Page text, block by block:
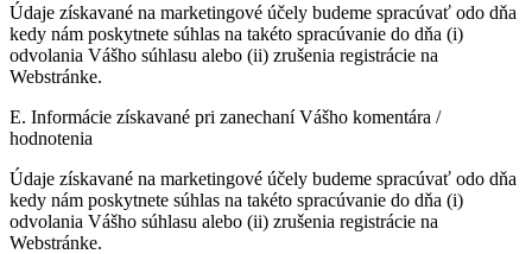
Údaje získavané na marketingové účely budeme spracúvať odo dňa
kedy nám poskytnete súhlas na takéto spracúvanie do dňa (i)
odvolania Vášho súhlasu alebo (ii) zrušenia registrácie na
Webstránke.
E. Informácie získavané pri zanechaní Vášho komentára /
hodnotenia
Údaje získavané na marketingové účely budeme spracúvať odo dňa
kedy nám poskytnete súhlas na takéto spracúvanie do dňa (i)
odvolania Vášho súhlasu alebo (ii) zrušenia registrácie na
Webstránke.